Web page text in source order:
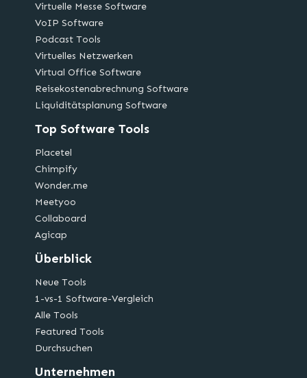
Virtuelle Messe Software
VoIP Software
Podcast Tools
Virtuelles Netzwerken
Virtual Office Software
Reisekostenabrechnung Software
Liquiditätsplanung Software
Top Software Tools
Placetel
Chimpify
Wonder.me
Meetyoo
Collaboard
Agicap
Überblick
Neue Tools
1-vs-1 Software-Vergleich
Alle Tools
Featured Tools
Durchsuchen
Unternehmen